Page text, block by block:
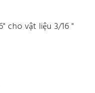
cho vật liệu 3/16 "